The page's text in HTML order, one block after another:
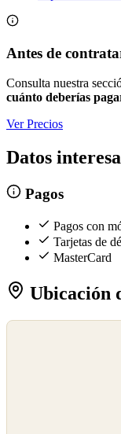
Antes de
Consulta nuestra
cuánto deberías
Ver Precios
Datos
Pagos
Pagos con
Tarjetas de
MasterCard
Ubicación